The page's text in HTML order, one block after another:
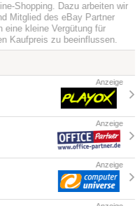
Shopping. Dazu arbeiten wir
Mitglied des eBay Partner
eine kleine Vergütung für
Kaufpreis zu beeinflussen.